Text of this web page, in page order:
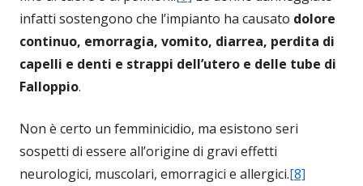
infatti sostengono che l’impianto ha causato dolore
continuo, emorragia, vomito, diarrea, perdita di
capelli e denti e strappi dell’utero e delle tube di
Falloppio.
Non è certo un femminicidio, ma esistono seri
sospetti di essere all’origine di gravi effetti
neurologici, muscolari, emorragici e allergici.[8]